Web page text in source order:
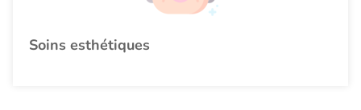
Soins esthétiques